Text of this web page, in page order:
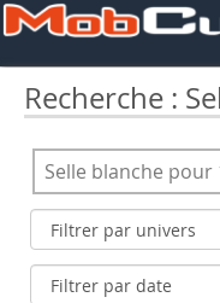
Recherche :